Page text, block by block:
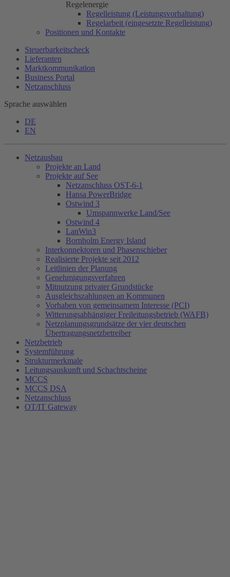
Regelenergie
Regelleistung (Leistungsvorhaltung)
Regelarbeit (eingesetzte Regelleistung)
Positionen und Kontakte
Steuerbarkeitscheck
Lieferanten
Marktkommunikation
Business Portal
Netzanschluss
Sprache auswählen
DE
EN
Netzausbau
Projekte an Land
Projekte auf See
Netzanschluss OST-6-1
Hansa PowerBridge
Ostwind 3
Umspannwerke Land/See
Ostwind 4
LanWin3
Bornholm Energy Island
Interkonnektoren und Phasenschieber
Realisierte Projekte seit 2012
Leitlinien der Planung
Genehmigungsverfahren
Mitnutzung privater Grundstücke
Ausgleichszahlungen an Kommunen
Vorhaben von gemeinsamem Interesse (PCI)
Witterungsabhängiger Freileitungsbetrieb (WAFB)
Netzplanungsgrundsätze der vier deutschen
Übertragungsnetzbetreiber
Netzbetrieb
Systemführung
Strukturmerkmale
Leitungsauskunft und Schachtscheine
MCCS
MCCS DSA
Netzanschluss
OT/IT Gateway